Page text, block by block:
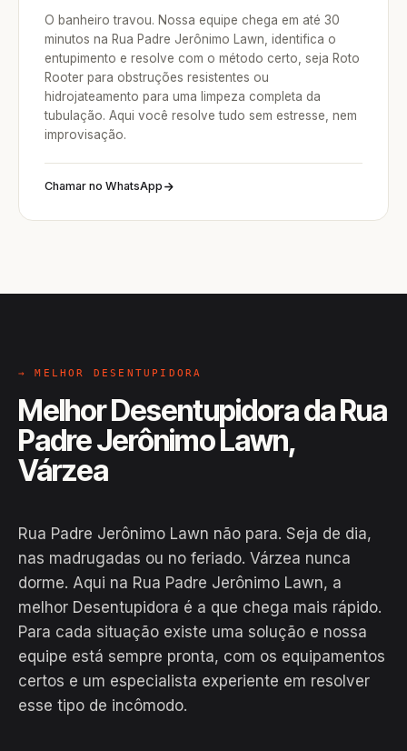
O banheiro travou. Nossa equipe chega em até 30
minutos na Rua Padre Jerônimo Lawn, identifica o
entupimento e resolve com o método certo, seja Roto
Rooter para obstruções resistentes ou
hidrojateamento para uma limpeza completa da
tubulação. Aqui você resolve tudo sem estresse, nem
improvisação.
Chamar no WhatsApp
→ MELHOR DESENTUPIDORA
Melhor Desentupidora da Rua
Padre Jerônimo Lawn,
Várzea
Rua Padre Jerônimo Lawn não para. Seja de dia,
nas madrugadas ou no feriado. Várzea nunca
dorme. Aqui na Rua Padre Jerônimo Lawn, a
melhor Desentupidora é a que chega mais rápido.
Para cada situação existe uma solução e nossa
equipe está sempre pronta, com os equipamentos
certos e um especialista experiente em resolver
esse tipo de incômodo.
EM CAMPO
Hiroshiro · Rua Padre Jerônimo